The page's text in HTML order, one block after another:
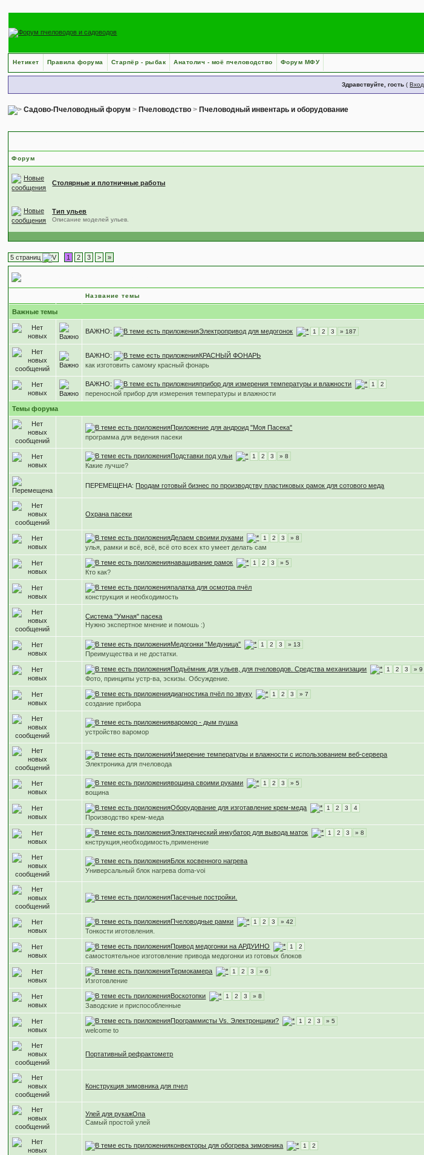
Нетикет Правила форума Старпёр - рыбак Анатолич - моё пчеловодство Форум МФУ
Здравствуйте, гость (Вход
Садово-Пчеловодный форум > Пчеловодство > Пчеловодный инвентарь и оборудование
Форум
Столярные и плотничные работы
Тип ульев
Описание моделей ульев.
5 страниц 1 2 3 > »
Название темы
Важные темы
ВАЖНО: Электропривод для медогонок 1 2 3 » 187
ВАЖНО:
КРАСНЫЙ ФОНАРЬ
как изготовить самому красный фонарь
ВАЖНО: прибор для измерения температуры и влажности 1 2
переносной прибор для измерения температуры и влажности
Темы форума
Приложение для андроид "Моя Пасека"
программа для ведения пасеки
Подставки под ульи 1 2 3 » 8
Какие лучше?
ПЕРЕМЕЩЕНА: Продам готовый бизнес по производству пластиковых рамок для сотового меда
Охрана пасеки
Делаем своими руками 1 2 3 » 8
улья, рамки и всё, всё, всё ото всех кто умеет делать сам
наващивание рамок 1 2 3 » 5
Кто как?
палатка для осмотра пчёл
конструкция и необходимость
Система "Умная" пасека
Нужно экспертное мнение и помошь :)
Медогонки "Медуница" 1 2 3 » 13
Преимущества и не достатки.
Подъёмник для ульев, для пчеловодов. Средства механизации 1 2 3 » 9
Фото, принципы устр-ва, эскизы. Обсуждение.
диагностика пчёл по звуку 1 2 3 » 7
создание прибора
варомор - дым пушка
устройство варомор
Измерение температуры и влажности с использованием веб-сервера
Электроника для пчеловода
вощина своими руками 1 2 3 » 5
вощина
Оборудование для изготавление крем-меда 1 2 3 4
Производство крем-меда
Электрический инкубатор для вывода маток 1 2 3 » 8
кнструкция,необходимость,применение
Блок косвенного нагрева
Универсальный блок нагрева doma-voi
Пасечные постройки.
Пчеловодные рамки 1 2 3 » 42
Тонкости иготовления.
Привод медогонки на АРДУИНО 1 2
самостоятельное изготовление привода медогонки из готовых блоков
Термокамера 1 2 3 » 6
Изготовление
Воскотопки 1 2 3 » 8
Заводские и приспособленные
Программисты Vs. Электронщики? 1 2 3 » 5
‎welcome to
Портативный рефрактометр
Конструкция зимовника для пчел
Улей для рукажОпа
Самый простой улей
конвекторы для обогрева зимовника 1 2